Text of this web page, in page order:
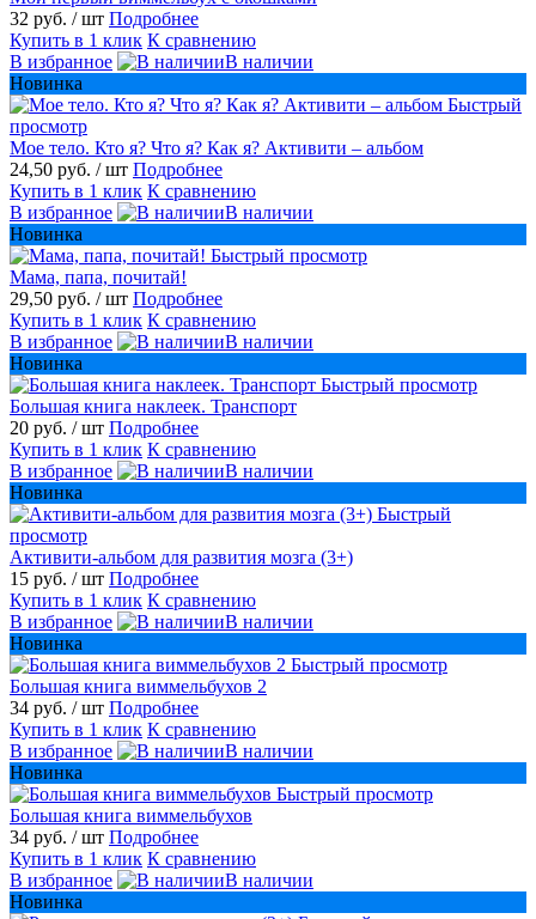
32 руб. / шт Подробнее
Купить в 1 клик К сравнению
В избранное
В наличии
Новинка
Быстрый
просмотр
Мое тело. Кто я? Что я? Как я? Активити – альбом
24,50 руб. / шт Подробнее
Купить в 1 клик К сравнению
В избранное
В наличии
Новинка
Быстрый просмотр
Мама, папа, почитай!
29,50 руб. / шт Подробнее
Купить в 1 клик К сравнению
В избранное
В наличии
Новинка
Быстрый просмотр
Большая книга наклеек. Транспорт
20 руб. / шт Подробнее
Купить в 1 клик К сравнению
В избранное
В наличии
Новинка
Быстрый
просмотр
Активити-альбом для развития мозга (3+)
15 руб. / шт Подробнее
Купить в 1 клик К сравнению
В избранное
В наличии
Новинка
Быстрый просмотр
Большая книга виммельбухов 2
34 руб. / шт Подробнее
Купить в 1 клик К сравнению
В избранное
В наличии
Новинка
Быстрый просмотр
Большая книга виммельбухов
34 руб. / шт Подробнее
Купить в 1 клик К сравнению
В избранное
В наличии
Новинка